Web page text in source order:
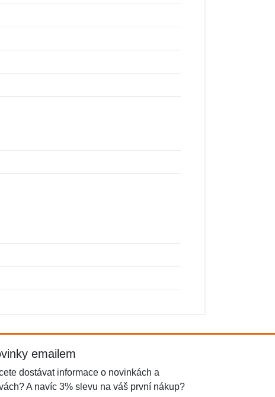
emailem
dostávat informace o novinkách a
A navíc 3% slevu na váš první nákup?